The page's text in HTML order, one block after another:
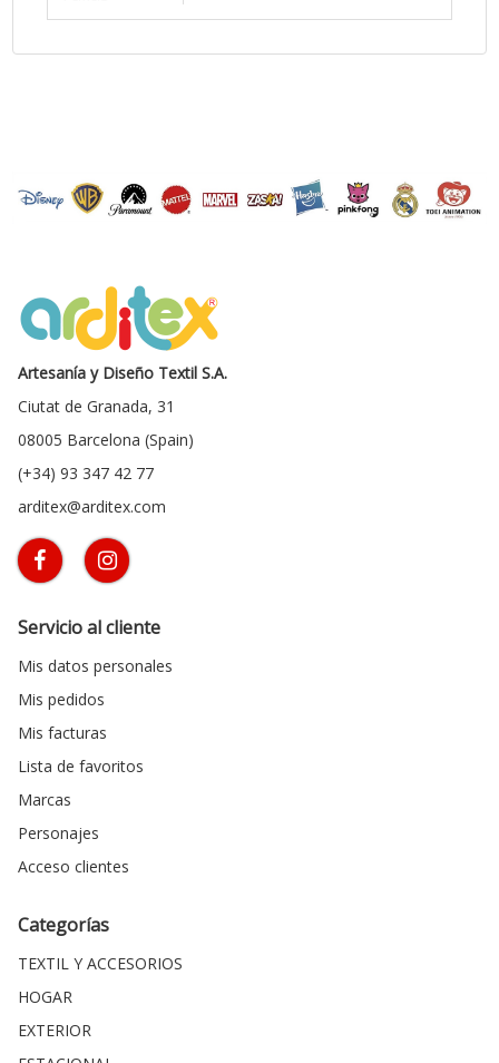
Artesanía y Diseño Textil S.A.
Ciutat de Granada, 31
08005 Barcelona (Spain)
(+34) 93 347 42 77
arditex@arditex.com
Servicio al cliente
Mis datos personales
Mis pedidos
Mis facturas
Lista de favoritos
Marcas
Personajes
Acceso clientes
Categorías
TEXTIL Y ACCESORIOS
HOGAR
EXTERIOR